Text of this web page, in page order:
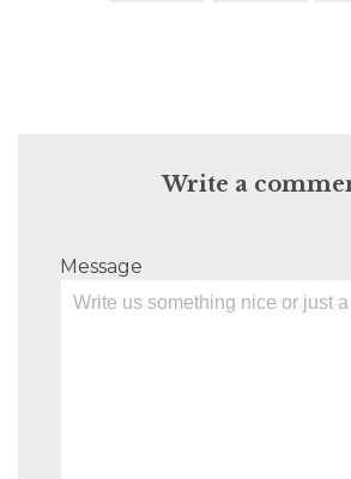
Write a
Message